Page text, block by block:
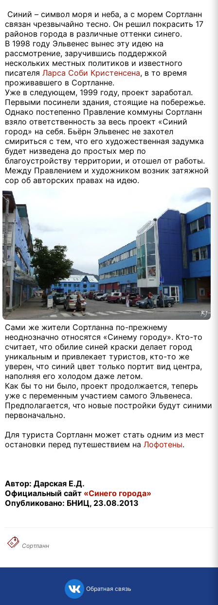
Синий – символ моря и неба, а с морем Сортланн
связан чрезвычайно тесно. Он решил покрасить 17
районов города в различные оттенки синего.
В 1998 году Эльвенес вынес эту идею на
рассмотрение, заручившись поддержкой
нескольких местных политиков и известного
писателя Ларса Соби Кристенсена, в то время
проживавшего в Сортланне.
Уже в следующем, 1999 году, проект заработал.
Первыми посинели здания, стоящие на побережье.
Однако постепенно Правление коммуны Сортланн
взяло ответственность за весь проект «Синий
город» на себя. Бьёрн Эльвенес не захотел
смириться с тем, что его художественная задумка
будет низведена до простых мер по
благоустройству территории, и отошел от работы.
Между Правлением и художником возник затяжной
сор об авторских правах на идею.
Сами же жители Сортланна по-прежнему
неоднозначно относятся «Синему городу». Кто-то
считает, что обилие синей краски делает город
уникальным и привлекает туристов, кто-то же
уверен, что синий цвет только портит вид центра,
наполняя его холодом даже летом.
Как бы то ни было, проект продолжается, теперь
уже с переменным участием самого Эльвенеса.
Предполагается, что новые постройки будут синими
первоначально.
Для туриста Сортланн может стать одним из мест
остановки перед путешествием на Лофотены.
Автор: Дарская Е.Д.
Официальный сайт «Синего города»
Опубликовано: БНИЦ, 23.08.2013
Сортланн
Обратная связь